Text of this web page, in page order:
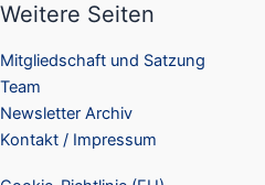
Weitere Seiten
Mitgliedschaft und Satzung
Team
Newsletter Archiv
Kontakt / Impressum